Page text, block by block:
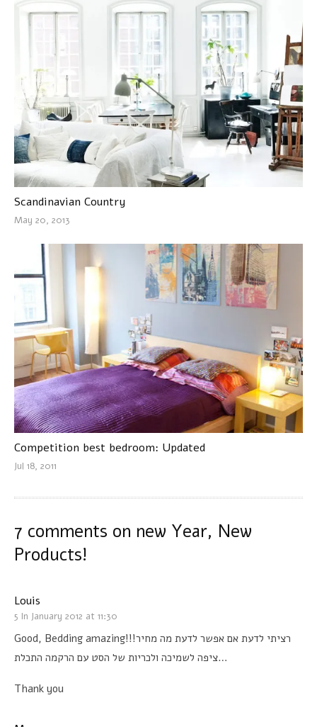
Scandinavian Country
May 20, 2013
Competition best bedroom: Updated
Jul 18, 2011
7 comments on new Year, New
Products!
Louis
5 In January 2012 at 11:30
Good, Bedding amazing!!!רציתי לדעת אם אפשר לדעת מה מחיר
ציפה לשמיכה ולכריות של הסט עם הרקמה התכלת…
Thank you